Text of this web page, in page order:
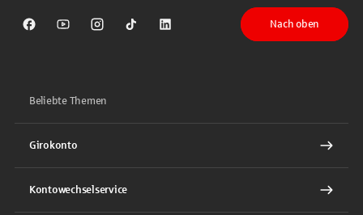
Sparkasse auf Facebook
Sparkasse auf Youtube
Sparkasse auf Instagram
Sparkasse auf TikTok
Sparkasse auf LinkedIn
Nach oben
Beliebte Themen
Girokonto
Kontowechselservice